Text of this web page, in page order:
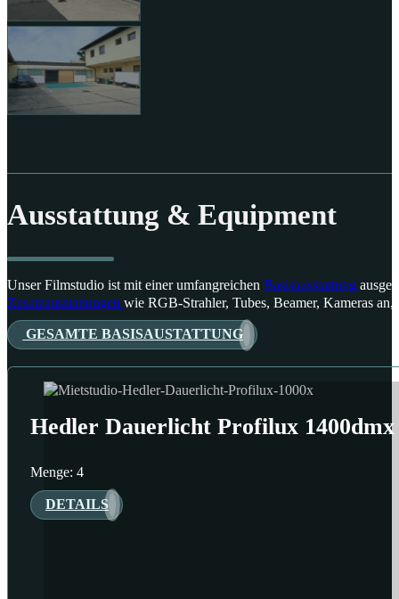
Ausstattung & Equipment
Unser Filmstudio ist mit einer umfangreichen Basisausstattung
Zusatzausstattungen wie RGB-Strahler, Tubes, Beamer, Kameras
GESAMTE BASISAUSTATTUNG
Hedler Dauerlicht Profilux 1400dmx
Menge: 4
DETAILS